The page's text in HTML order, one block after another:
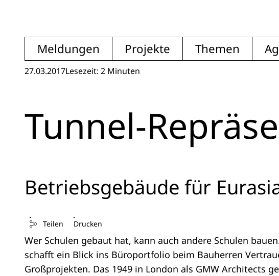
Meldungen Projekte Themen
27.03.2017Lesezeit: 2 Minuten
Tunnel-
Betriebsgebäude für
Teilen Drucken
Wer Schulen gebaut hat, kann auch andere Schulen
schafft ein Blick ins Büroportfolio beim Bauherren
Großprojekten. Das 1949 in London als GMW